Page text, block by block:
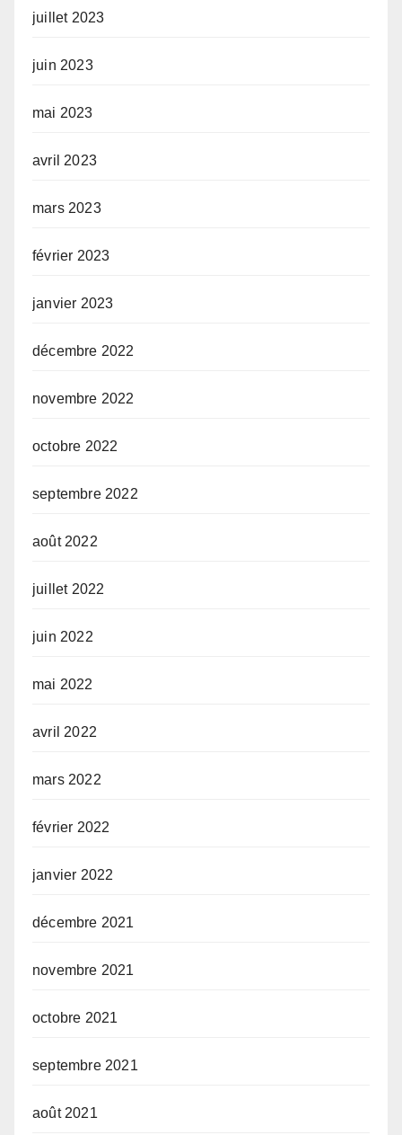
juillet 2023
juin 2023
mai 2023
avril 2023
mars 2023
février 2023
janvier 2023
décembre 2022
novembre 2022
octobre 2022
septembre 2022
août 2022
juillet 2022
juin 2022
mai 2022
avril 2022
mars 2022
février 2022
janvier 2022
décembre 2021
novembre 2021
octobre 2021
septembre 2021
août 2021